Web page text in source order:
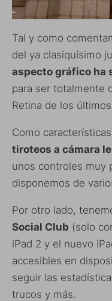
Tal y como
del ya clasiquísimo
aspecto gráfico ha
para ser totalmente
Retina de los
Como
tiroteos a cámara
unos controles muy
disponemos de
Por otro lado,
Social Club (solo
iPad 2 y el nuevo
accesibles en
seguir las
trucos y más.